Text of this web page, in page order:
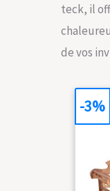
teck, il
de vos
-3%